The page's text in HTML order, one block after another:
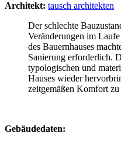
Architekt: tausch architekten
Der schlechte
Veränderungen im
des Bauernhauses
Sanierung erforderlich.
typologischen und
Hauses wieder
zeitgemäßen Komfort
Gebäudedaten: